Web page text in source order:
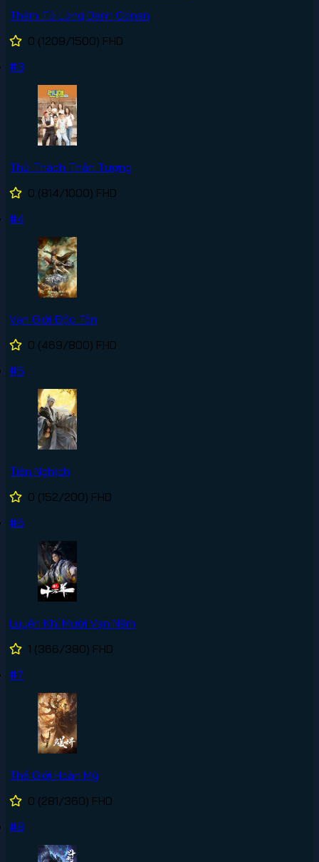
Thám Tử Lừng Danh Conan
0 (1209/1500) FHD
#3
Thử Thách Thần Tượng
0 (814/1000) FHD
#4
Vạn Giới Độc Tôn
0 (469/800) FHD
#5
Tiên Nghịch
0 (152/200) FHD
#6
Luyện Khí Mười Vạn Năm
1 (366/380) FHD
#7
Thế Giới Hoàn Mỹ
0 (281/360) FHD
#8